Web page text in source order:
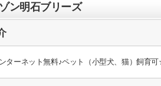
ン明石ブリーズ
ーネット無料♪ペット（小型犬、猫）飼育